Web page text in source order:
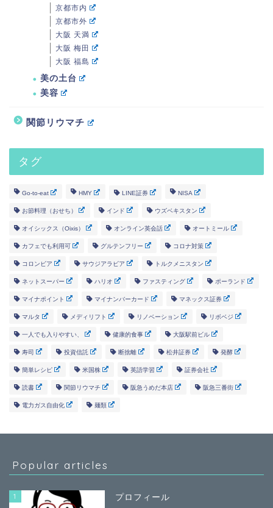
京都市内
京都市外
大阪 天満
大阪 梅田
大阪 福島
美の土台
美容
関節リウマチ
タグ
Go-to-eat HMY LINE証券 NISA
お節料理（おせち） インド ウズベキスタン
オイシックス（Oixis） オンライン英会話 オートミール
カフェでも利用可 グルテンフリー コロナ対策
コロンビア サウジアラビア トルクメニスタン
ネットスーパー ハリオ ファスティング ポーランド
マイナポイント マイナンバーカード マネックス証券
マルタ メディリフト リノベーション リボベジ
一人でも入りやすい、 健康的食事 大阪駅前ビル
寿司 投資信託 断捨離 松井証券 発酵
簡単レシピ 米国株 英語学習 証券会社
読書 関節リウマチ 阪急うめだ本店 阪急三番街
電力ガス自由化 麺類
Popular articles
1 プロフィール